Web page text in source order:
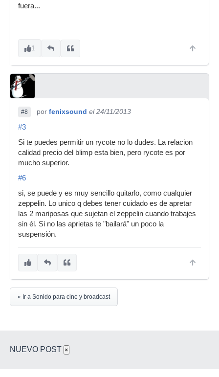
fuera...
1
#8 por fenixsound el 24/11/2013
#3
Si te puedes permitir un rycote no lo dudes. La relacion
calidad precio del blimp esta bien, pero rycote es por
mucho superior.
#6
si, se puede y es muy sencillo quitarlo, como cualquier
zeppelin. Lo unico q debes tener cuidado es de apretar
las 2 mariposas que sujetan el zeppelin cuando trabajes
sin él. Si no las aprietas te "bailará" un poco la
suspensión.
« Ir a Sonido para cine y broadcast
NUEVO POST ×